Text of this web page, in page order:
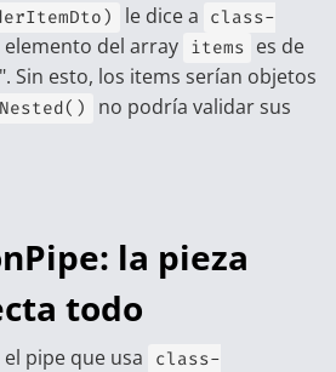
le dice a class-
elemento del array items es de
". Sin esto, los items serían objetos
no podría validar sus
la pieza
todo
el pipe que usa
class-